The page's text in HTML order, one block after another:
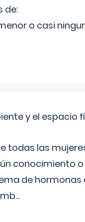
de:
o casi
y el espacio
todas las
conocimiento
de hormonas
...